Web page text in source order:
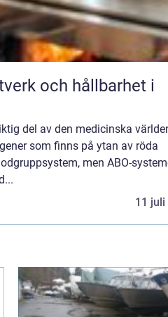
del av den medicinska
som finns på ytan av röda
men ABO-
11 juli